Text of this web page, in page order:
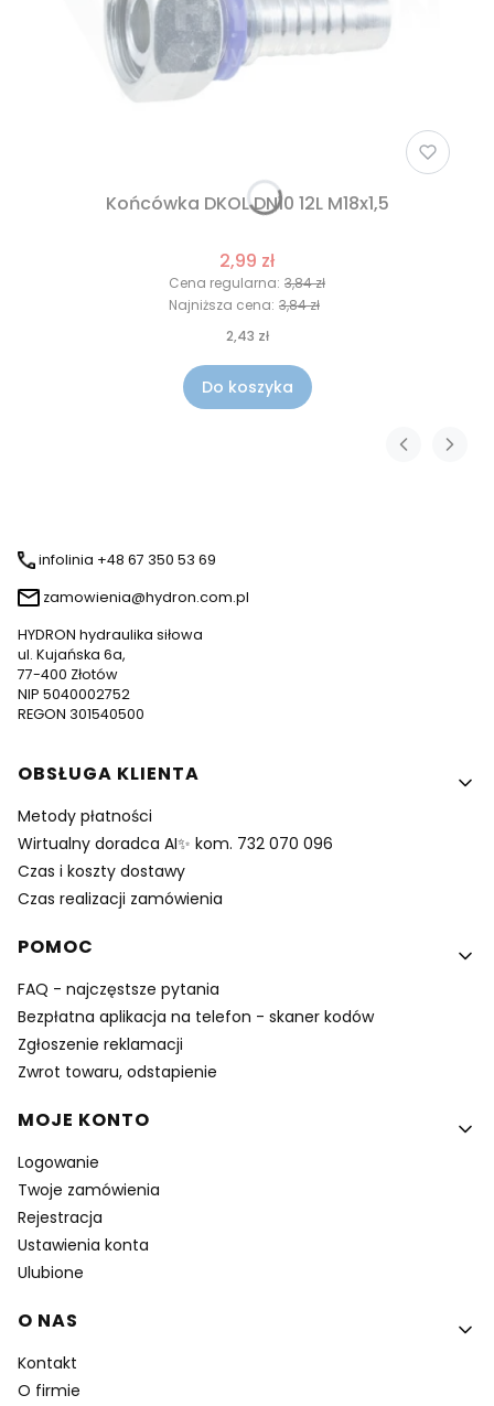
Końcówka DKOL DN10 12L M18x1,5
2,99 zł
Cena regularna: 3,84 zł
Najniższa cena: 3,84 zł
2,43 zł
Do koszyka
infolinia +48 67 350 53 69
zamowienia@hydron.com.pl
HYDRON hydraulika siłowa
ul. Kujańska 6a,
77-400 Złotów
NIP 5040002752
REGON 301540500
Linki w stopce
OBSŁUGA KLIENTA
Metody płatności
Wirtualny doradca AI✨ kom. 732 070 096
Czas i koszty dostawy
Czas realizacji zamówienia
POMOC
FAQ - najczęstsze pytania
Bezpłatna aplikacja na telefon - skaner kodów
Zgłoszenie reklamacji
Zwrot towaru, odstapienie
MOJE KONTO
Logowanie
Twoje zamówienia
Rejestracja
Ustawienia konta
Ulubione
O NAS
Kontakt
O firmie